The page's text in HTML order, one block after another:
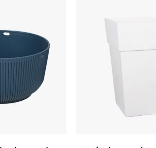
من مواد عالية الجودة ومقاومة
لتدوم. فهي تتحمل الظروف الداخلية
دون أن تذبل أو تتشقق. تتميز العديد
أنظمة الجذور الصحية. تضمن